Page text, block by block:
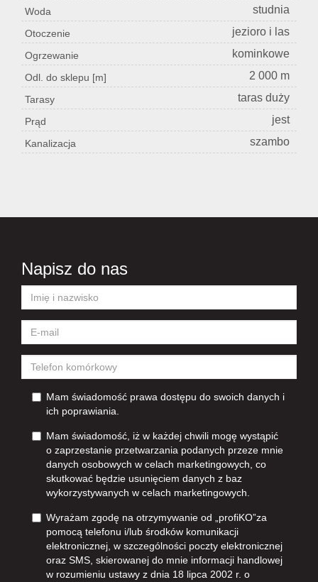
Woda studnia
Otoczenie jezioro i las
Ogrzewanie kominkowe
Odl. do sklepu [m] 2 000 m
Tarasy taras duży
Prąd jest
Kanalizacja szambo
Napisz do nas
Mam świadomość prawa dostępu do swoich danych i
ich poprawiania.
Mam świadomość, iż w każdej chwili mogę wystąpić
o zaprzestanie przetwarzania podanych przeze mnie
danych osobowych w celach marketingowych, co
skutkować będzie usunięciem danych z baz
wykorzystywanych w celach marketingowych.
Wyrażam zgodę na otrzymywanie od „profiKO”za
pomocą telefonu i/lub środków komunikacji
elektronicznej, w szczególności poczty elektronicznej
oraz SMS, skierowanej do mnie informacji handlowej
w rozumieniu ustawy z dnia 18 lipca 2002 r. o